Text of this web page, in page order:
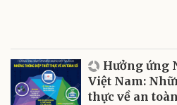
Hưởng ứng
Việt Nam:
thực về an